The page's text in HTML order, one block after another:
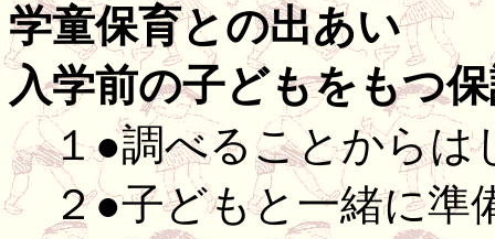
学童保育との出あい
入学前の子どもをもつ
１●調べることからは
２●子どもと一緒に準